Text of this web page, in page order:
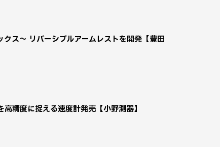
ス～ リバーシブルアームレストを開発【豊田
精度に捉える速度計発売【小野測器】